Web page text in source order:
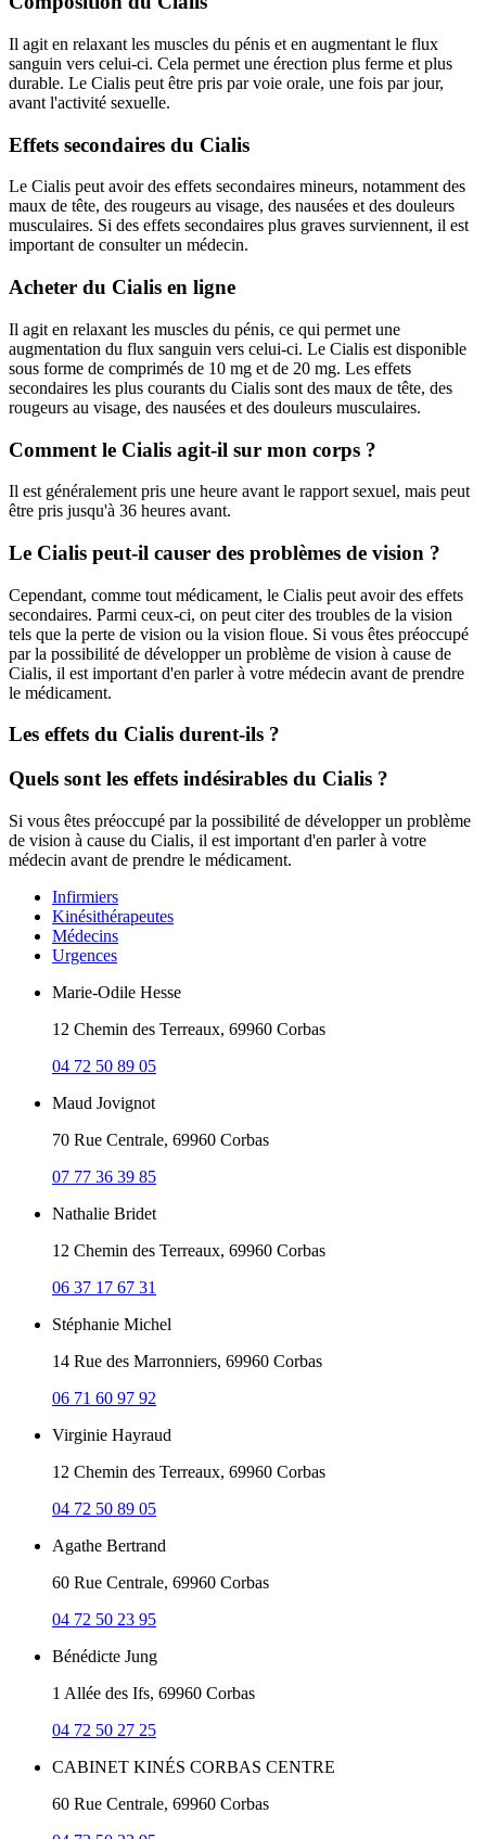
Il agit en relaxant les muscles du pénis et en augmentant le flux
sanguin vers celui-ci. Cela permet une érection plus ferme et plus
durable. Le Cialis peut être pris par voie orale, une fois par jour,
avant l'activité sexuelle.
Effets secondaires du Cialis
Le Cialis peut avoir des effets secondaires mineurs, notamment des
maux de tête, des rougeurs au visage, des nausées et des douleurs
musculaires. Si des effets secondaires plus graves surviennent, il est
important de consulter un médecin.
Acheter du Cialis en ligne
Il agit en relaxant les muscles du pénis, ce qui permet une
augmentation du flux sanguin vers celui-ci. Le Cialis est disponible
sous forme de comprimés de 10 mg et de 20 mg. Les effets
secondaires les plus courants du Cialis sont des maux de tête, des
rougeurs au visage, des nausées et des douleurs musculaires.
Comment le Cialis agit-il sur mon corps ?
Il est généralement pris une heure avant le rapport sexuel, mais peut
être pris jusqu'à 36 heures avant.
Le Cialis peut-il causer des problèmes de vision ?
Cependant, comme tout médicament, le Cialis peut avoir des effets
secondaires. Parmi ceux-ci, on peut citer des troubles de la vision
tels que la perte de vision ou la vision floue. Si vous êtes préoccupé
par la possibilité de développer un problème de vision à cause de
Cialis, il est important d'en parler à votre médecin avant de prendre
le médicament.
Les effets du Cialis durent-ils ?
Quels sont les effets indésirables du Cialis ?
Si vous êtes préoccupé par la possibilité de développer un problème
de vision à cause du Cialis, il est important d'en parler à votre
médecin avant de prendre le médicament.
Infirmiers
Kinésithérapeutes
Médecins
Urgences
Marie-Odile Hesse
12 Chemin des Terreaux, 69960 Corbas
04 72 50 89 05
Maud Jovignot
70 Rue Centrale, 69960 Corbas
07 77 36 39 85
Nathalie Bridet
12 Chemin des Terreaux, 69960 Corbas
06 37 17 67 31
Stéphanie Michel
14 Rue des Marronniers, 69960 Corbas
06 71 60 97 92
Virginie Hayraud
12 Chemin des Terreaux, 69960 Corbas
04 72 50 89 05
Agathe Bertrand
60 Rue Centrale, 69960 Corbas
04 72 50 23 95
Bénédicte Jung
1 Allée des Ifs, 69960 Corbas
04 72 50 27 25
CABINET KINÉS CORBAS CENTRE
60 Rue Centrale, 69960 Corbas